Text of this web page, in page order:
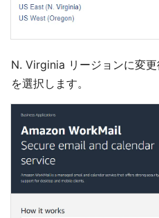
N. Virginia リージョンに変
を選択します。